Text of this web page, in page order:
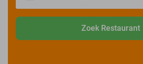
Zoek Restaurant